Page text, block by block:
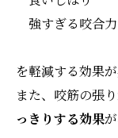
強すぎる咬合力
を軽減する効果が
また、咬筋の張
っきりする効果